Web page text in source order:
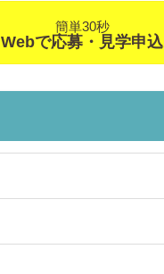
簡単30秒
Webで応募・見学申込